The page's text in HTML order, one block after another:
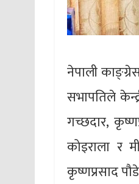
नेपाली
सभापतिले
गच्छदार,
कोइराला र
कृष्णप्रसाद